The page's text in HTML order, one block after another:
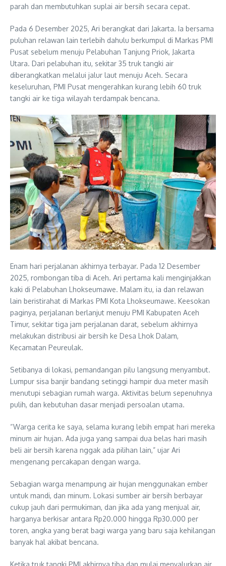
parah dan membutuhkan suplai air bersih secara cepat.
Pada 6 Desember 2025, Ari berangkat dari Jakarta. Ia bersama
puluhan relawan lain terlebih dahulu berkumpul di Markas PMI
Pusat sebelum menuju Pelabuhan Tanjung Priok, Jakarta
Utara. Dari pelabuhan itu, sekitar 35 truk tangki air
diberangkatkan melalui jalur laut menuju Aceh. Secara
keseluruhan, PMI Pusat mengerahkan kurang lebih 60 truk
tangki air ke tiga wilayah terdampak bencana.
Enam hari perjalanan akhirnya terbayar. Pada 12 Desember
2025, rombongan tiba di Aceh. Ari pertama kali menginjakkan
kaki di Pelabuhan Lhokseumawe. Malam itu, ia dan relawan
lain beristirahat di Markas PMI Kota Lhokseumawe. Keesokan
paginya, perjalanan berlanjut menuju PMI Kabupaten Aceh
Timur, sekitar tiga jam perjalanan darat, sebelum akhirnya
melakukan distribusi air bersih ke Desa Lhok Dalam,
Kecamatan Peureulak.
Setibanya di lokasi, pemandangan pilu langsung menyambut.
Lumpur sisa banjir bandang setinggi hampir dua meter masih
menutupi sebagian rumah warga. Aktivitas belum sepenuhnya
pulih, dan kebutuhan dasar menjadi persoalan utama.
“Warga cerita ke saya, selama kurang lebih empat hari mereka
minum air hujan. Ada juga yang sampai dua belas hari masih
beli air bersih karena nggak ada pilihan lain,” ujar Ari
mengenang percakapan dengan warga.
Sebagian warga menampung air hujan menggunakan ember
untuk mandi, dan minum. Lokasi sumber air bersih berbayar
cukup jauh dari permukiman, dan jika ada yang menjual air,
harganya berkisar antara Rp20.000 hingga Rp30.000 per
toren, angka yang berat bagi warga yang baru saja kehilangan
banyak hal akibat bencana.